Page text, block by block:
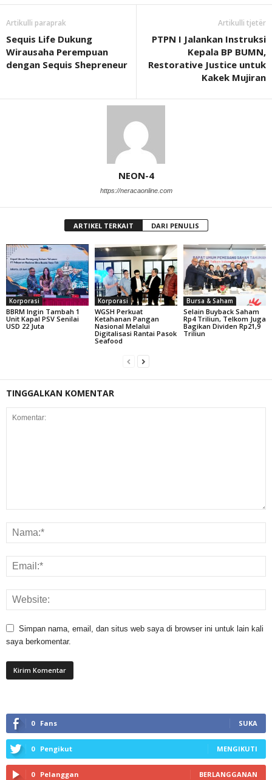
Artikulli paraprak
Sequis Life Dukung
Wirausaha Perempuan
dengan Sequis Shepreneur
Artikulli tjetër
PTPN I Jalankan Instruksi
Kepala BP BUMN,
Restorative Justice untuk
Kakek Mujiran
NEON-4
https://neracaonline.com
ARTIKEL TERKAIT DARI PENULIS
Korporasi
BBRM Ingin Tambah 1
Unit Kapal PSV Senilai
USD 22 Juta
Korporasi
WGSH Perkuat
Ketahanan Pangan
Nasional Melalui
Digitalisasi Rantai Pasok
Seafood
Bursa & Saham
Selain Buyback Saham
Rp4 Triliun, Telkom Juga
Bagikan Dividen Rp21,9
Triliun
TINGGALKAN KOMENTAR
Simpan nama, email, dan situs web saya di browser ini untuk lain kali
saya berkomentar.
0 Fans SUKA
0 Pengikut MENGIKUTI
0 Pelanggan BERLANGGANAN